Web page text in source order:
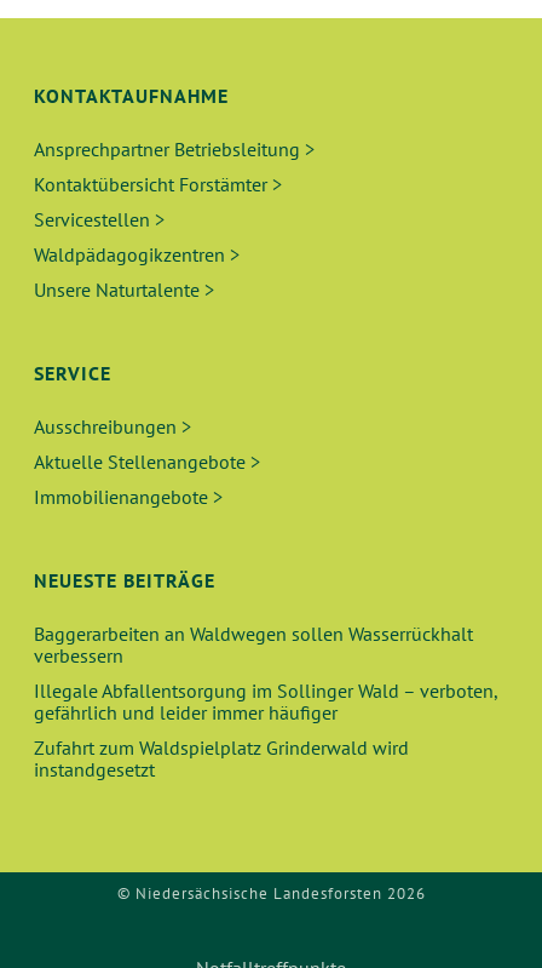
KONTAKTAUFNAHME
Ansprechpartner Betriebsleitung >
Kontaktübersicht Forstämter >
Servicestellen >
Waldpädagogikzentren >
Unsere Naturtalente >
SERVICE
Ausschreibungen >
Aktuelle Stellenangebote >
Immobilienangebote >
NEUESTE BEITRÄGE
Baggerarbeiten an Waldwegen sollen Wasserrückhalt
verbessern
Illegale Abfallentsorgung im Sollinger Wald – verboten,
gefährlich und leider immer häufiger
Zufahrt zum Waldspielplatz Grinderwald wird
instandgesetzt
© Niedersächsische Landesforsten 2026